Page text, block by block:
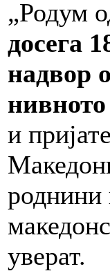
„Родум
досега
надвор
и
роднини
уверат.